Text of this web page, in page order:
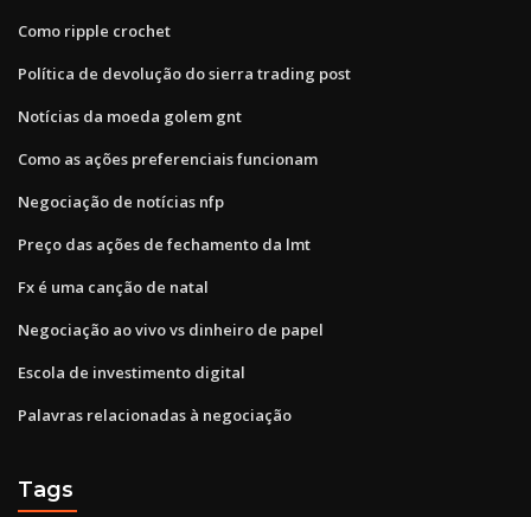
Como ripple crochet
Política de devolução do sierra trading post
Notícias da moeda golem gnt
Como as ações preferenciais funcionam
Negociação de notícias nfp
Preço das ações de fechamento da lmt
Fx é uma canção de natal
Negociação ao vivo vs dinheiro de papel
Escola de investimento digital
Palavras relacionadas à negociação
Tags